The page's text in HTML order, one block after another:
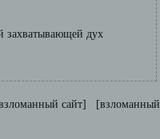
захватывающей дух
сайт] [взломанный